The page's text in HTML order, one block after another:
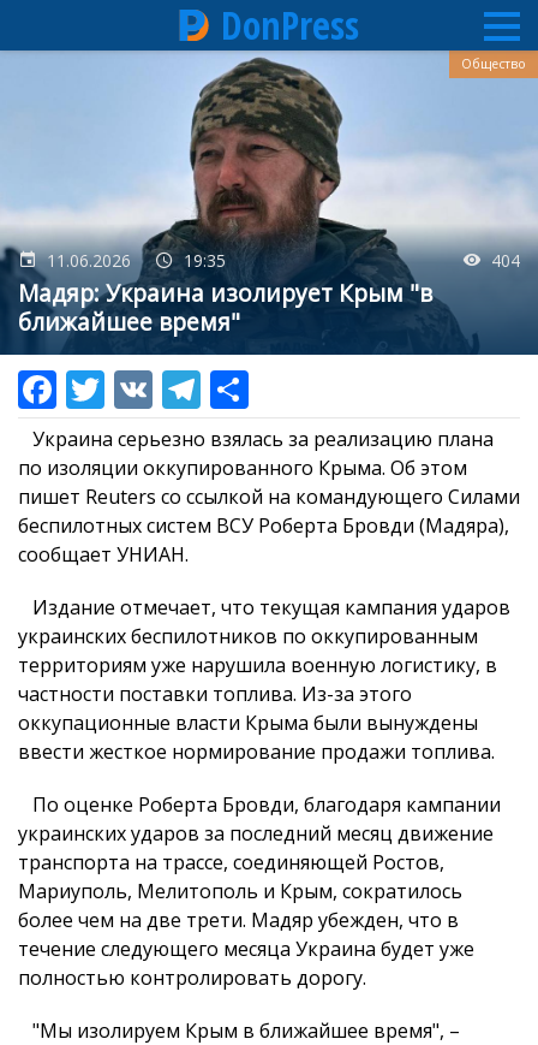
DonPress
11.06.2026 19:35 404
Мадяр: Украина изолирует Крым "в
ближайшее время"
Общество
Украина серьезно взялась за реализацию плана
по изоляции оккупированного Крыма. Об этом
пишет Reuters со ссылкой на командующего Силами
беспилотных систем ВСУ Роберта Бровди (Мадяра),
сообщает УНИАН.
Издание отмечает, что текущая кампания ударов
украинских беспилотников по оккупированным
территориям уже нарушила военную логистику, в
частности поставки топлива. Из-за этого
оккупационные власти Крыма были вынуждены
ввести жесткое нормирование продажи топлива.
По оценке Роберта Бровди, благодаря кампании
украинских ударов за последний месяц движение
транспорта на трассе, соединяющей Ростов,
Мариуполь, Мелитополь и Крым, сократилось
более чем на две трети. Мадяр убежден, что в
течение следующего месяца Украина будет уже
полностью контролировать дорогу.
"Мы изолируем Крым в ближайшее время", –